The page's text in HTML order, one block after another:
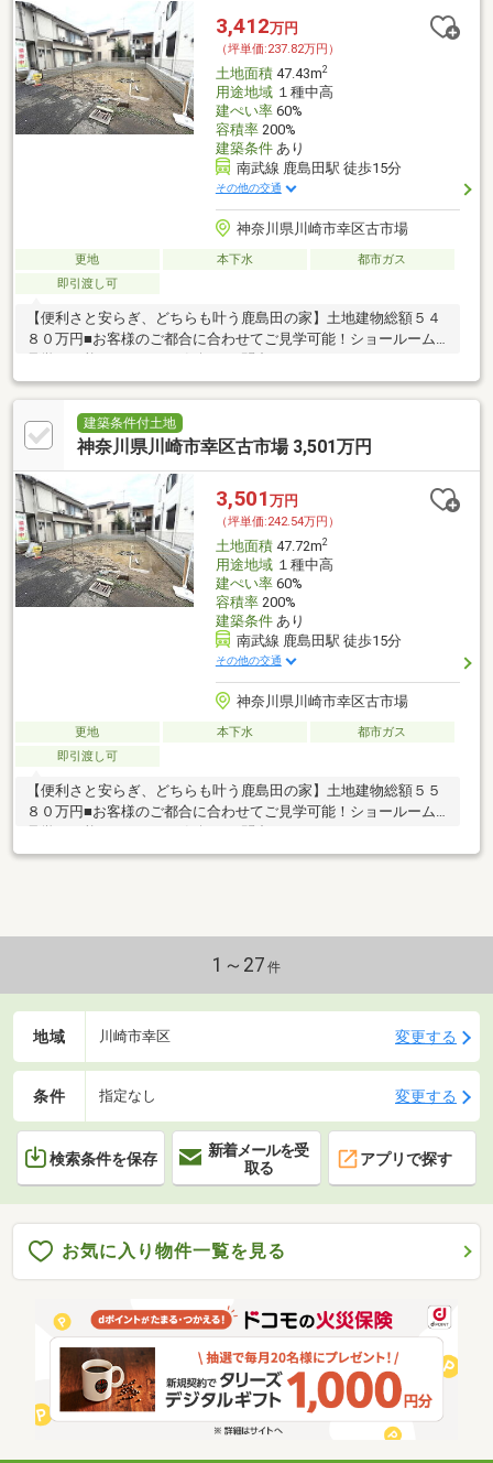
3,412万円
（坪単価:237.82万円）
土地面積47.43m2
用途地域１種中高
建ぺい率60%
容積率200%
建築条件あり
南武線 鹿島田駅 徒歩15分
その他の交通
神奈川県川崎市幸区古市場
更地 本下水
都市ガス
即引渡し可
【便利さと安らぎ、どちらも叶う鹿島田の家】土地建物総額５４
８０万円■お客様のご都合に合わせてご見学可能！ショールーム
建築条件付土地
神奈川県川崎市幸区古市場 3,501万円
3,501 万円
（坪単価:242.54万円）
土地面積47.72m2
用途地域１種中高
建ぺい率60%
容積率200%
建築条件あり
南武線 鹿島田駅 徒歩15分
その他の交通
神奈川県川崎市幸区古市場
更地 本下水
都市ガス
即引渡し可
【便利さと安らぎ、どちらも叶う鹿島田の家】土地建物総額５５
８０万円■お客様のご都合に合わせてご見学可能！ショールーム
1～27 件
地域 川崎市幸区 変更する
条件 指定なし 変更する
検索条件を保存
新着メールを受
取る
アプリで探す
お気に入り物件一覧を見る